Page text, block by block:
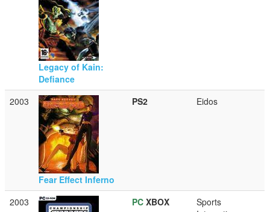
Legacy of Kain:
Defiance
2003
Fear Effect Inferno
PS2 Eidos
2003 PC XBOX
Sports